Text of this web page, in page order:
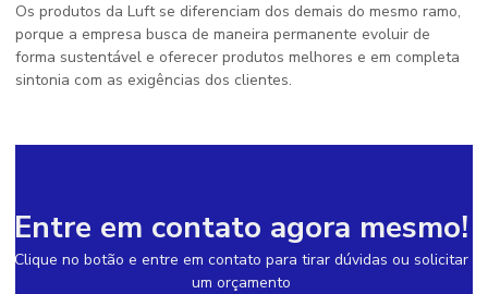
Os produtos da Luft se diferenciam dos demais do mesmo ramo,
porque a empresa busca de maneira permanente evoluir de
forma sustentável e oferecer produtos melhores e em completa
sintonia com as exigências dos clientes.
Entre em contato agora mesmo!
Clique no botão e entre em contato para tirar dúvidas ou solicitar
um orçamento